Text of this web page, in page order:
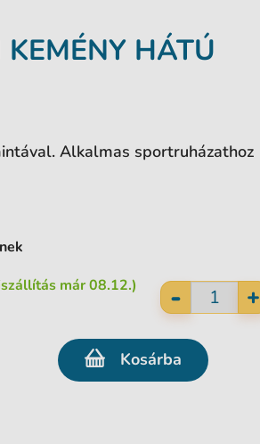
HÁTÚ
Alkalmas sportruházathoz
már 08.12.) - +
Kosárba